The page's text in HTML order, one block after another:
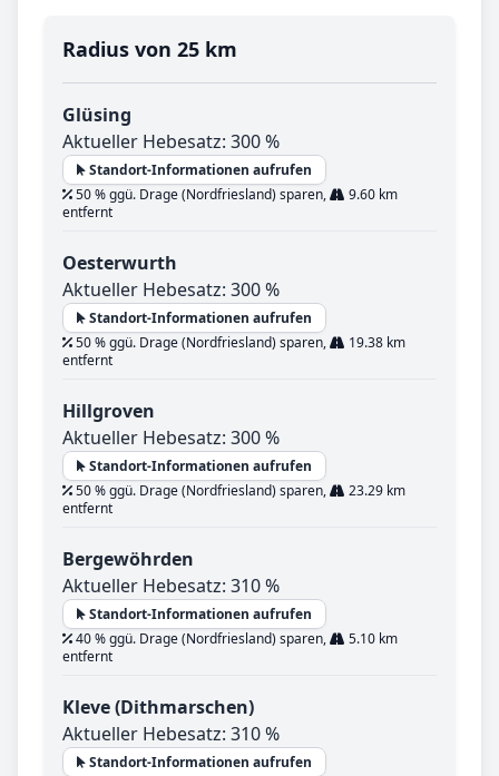
Radius von 25 km
Glüsing
Aktueller Hebesatz: 300 %
Standort-Informationen aufrufen
50 % ggü. Drage (Nordfriesland) sparen,
9.60 km
entfernt
Oesterwurth
Aktueller Hebesatz: 300 %
Standort-Informationen aufrufen
50 % ggü. Drage (Nordfriesland) sparen,
19.38 km
entfernt
Hillgroven
Aktueller Hebesatz: 300 %
Standort-Informationen aufrufen
50 % ggü. Drage (Nordfriesland) sparen,
23.29 km
entfernt
Bergewöhrden
Aktueller Hebesatz: 310 %
Standort-Informationen aufrufen
40 % ggü. Drage (Nordfriesland) sparen,
5.10 km
entfernt
Kleve (Dithmarschen)
Aktueller Hebesatz: 310 %
Standort-Informationen aufrufen